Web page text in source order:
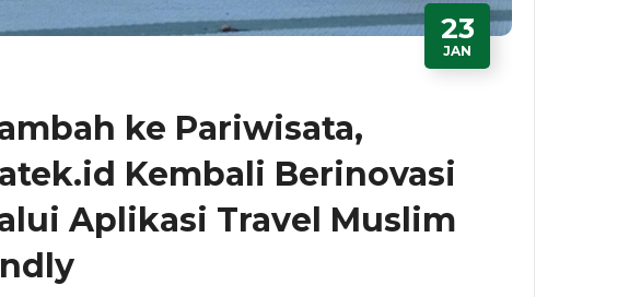
23
JAN
ke Pariwisata,
Kembali Berinovasi
Aplikasi Travel Muslim